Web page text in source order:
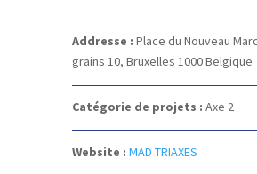
Addresse : Place du Nouveau
grains 10, Bruxelles 1000Belgique
Catégorie de projets : Axe 2
Website : MAD TRIAXES